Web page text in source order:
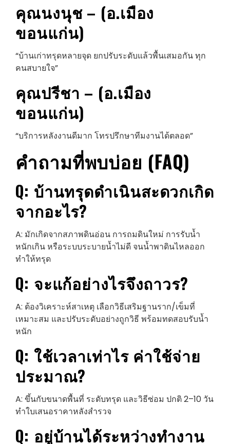
คุณนงนุช – (อ.เมือง
ขอนแก่น)
“บ้านเก่าทรุดหลายจุด ยกปรับระดับแล้วพื้นเสมอกัน ทุก
คนสบายใจ”
คุณปรีชา – (อ.เมือง
ขอนแก่น)
“บริการหลังงานดีมาก โทรปรึกษาทีมงานได้ตลอด”
คำถามที่พบบ่อย (FAQ)
Q: บ้านทรุดดำเนินสะดวกเกิด
จากอะไร?
A: มักเกิดจากสภาพดินอ่อน การถมดินใหม่ การรับน้ำ
หนักเกิน หรือระบบระบายน้ำไม่ดี จนน้ำพาดินไหลออก
ทำให้ทรุด
Q: จะแก้อย่างไรจึงถาวร?
A: ต้องวิเคราะห์สาเหตุ เลือกวิธีเสริมฐานราก/เข็มที่
เหมาะสม และปรับระดับอย่างถูกวิธี พร้อมทดสอบรับน้ำ
หนัก
Q: ใช้เวลาเท่าไร ค่าใช้จ่าย
ประมาณ?
A: ขึ้นกับขนาดพื้นที่ ระดับทรุด และวิธีซ่อม ปกติ 2–10 วัน
ทำใบเสนอราคาหลังสำรวจ
Q: อยู่บ้านได้ระหว่างทำงาน